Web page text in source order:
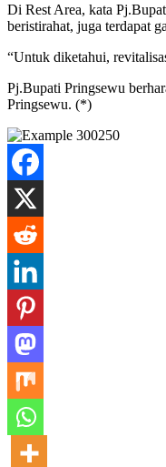
Di Rest Area, kata
beristirahat, juga terdapat
“Untuk diketahui,
Pj.Bupati Pringsewu
Pringsewu. (*)